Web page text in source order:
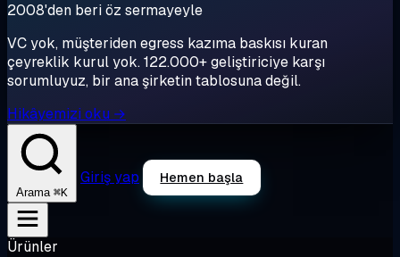
2008'den beri öz sermayeyle
VC yok, müşteriden egress kazıma baskısı kuran
çeyreklik kurul yok. 122.000+ geliştiriciye karşı
sorumluyuz, bir ana şirketin tablosuna değil.
Hikâyemizi oku →
Arama ⌘K
Giriş yap Hemen başla
Ürünler